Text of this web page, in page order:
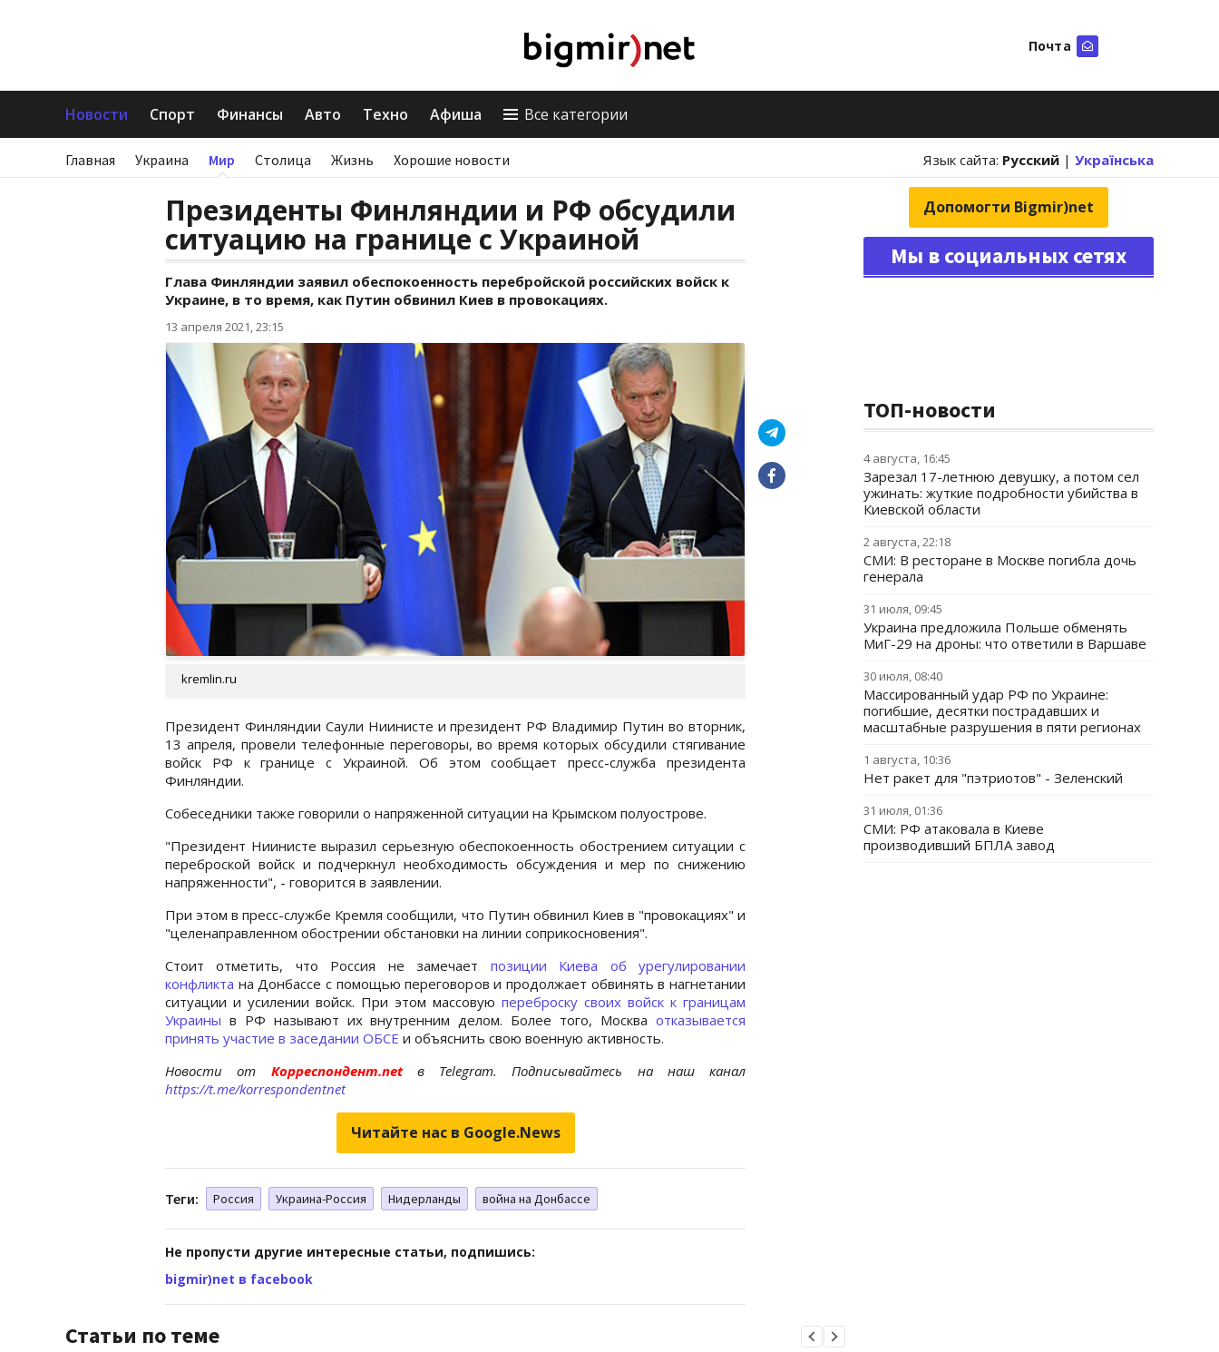
Почта
Новости Спорт Финансы Авто Техно Афиша Все категории
Главная Украина Мир Столица Жизнь Хорошие новости Язык сайта: Русский | Українська
Президенты Финляндии и РФ обсудили
ситуацию на границе с Украиной
Глава Финляндии заявил обеспокоенность перебройской российских войск к
Украине, в то время, как Путин обвинил Киев в провокациях.
13 апреля 2021, 23:15
kremlin.ru
Президент Финляндии Саули Ниинисте и президент РФ Владимир Путин во вторник,
13 апреля, провели телефонные переговоры, во время которых обсудили стягивание
войск РФ к границе с Украиной. Об этом сообщает пресс-служба президента
Финляндии.
Собеседники также говорили о напряженной ситуации на Крымском полуострове.
"Президент Ниинисте выразил серьезную обеспокоенность обострением ситуации с
переброской войск и подчеркнул необходимость обсуждения и мер по снижению
напряженности", - говорится в заявлении.
При этом в пресс-службе Кремля сообщили, что Путин обвинил Киев в "провокациях" и
"целенаправленном обострении обстановки на линии соприкосновения".
Стоит отметить, что Россия не замечает позиции Киева об урегулировании
конфликта на Донбассе с помощью переговоров и продолжает обвинять в нагнетании
ситуации и усилении войск. При этом массовую переброску своих войск к границам
Украины в РФ называют их внутренним делом. Более того, Москва отказывается
принять участие в заседании ОБСЕ и объяснить свою военную активность.
Новости от Корреспондент.net в Telegram. Подписывайтесь на наш канал
https://t.me/korrespondentnet
Читайте нас в Google.News
Теги: Россия Украина-Россия Нидерланды война на Донбассе
Не пропусти другие интересные статьи, подпишись:
bigmir)net в facebook
Статьи по теме
Допомогти Bigmir)net
Мы в социальных сетях
ТОП-новости
4 августа, 16:45
Зарезал 17-летнюю девушку, а потом сел
ужинать: жуткие подробности убийства в
Киевской области
2 августа, 22:18
СМИ: В ресторане в Москве погибла дочь
генерала
31 июля, 09:45
Украина предложила Польше обменять
МиГ-29 на дроны: что ответили в Варшаве
30 июля, 08:40
Массированный удар РФ по Украине:
погибшие, десятки пострадавших и
масштабные разрушения в пяти регионах
1 августа, 10:36
Нет ракет для "пэтриотов" - Зеленский
31 июля, 01:36
СМИ: РФ атаковала в Киеве
производивший БПЛА завод